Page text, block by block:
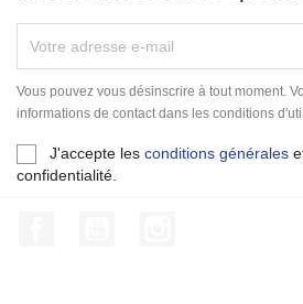
Vous pouvez vous désinscrire à tout moment.
informations de contact dans les conditions
J'accepte les conditions générales
confidentialité.